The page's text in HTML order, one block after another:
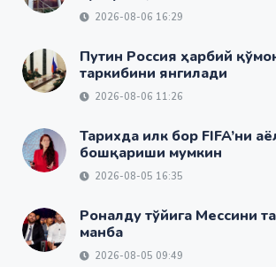
2026-08-06 16:29
Путин Россия ҳарбий
таркибини янгилади
2026-08-06 11:26
Тарихда илк бор FIFA’ни
бошқариши мумкин
2026-08-05 16:35
Роналду тўйига Мессини
манба
2026-08-05 09:49